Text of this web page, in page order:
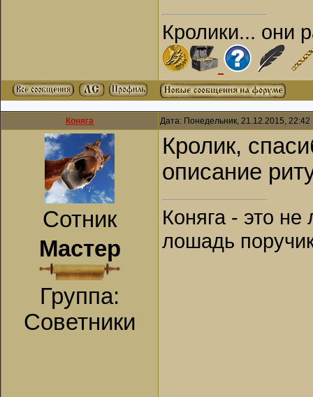
Кролики... они
Коняга Дата: Понедельник, 21.12.2015,
Сотник
Мастер
Группа:
Советники
Кролик,
описание
Коняга - это
лошадь